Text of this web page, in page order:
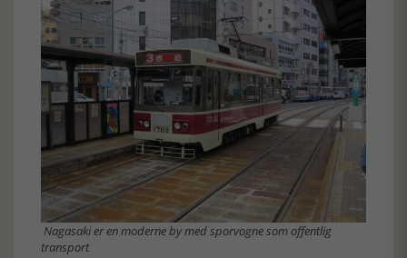
Nagasaki er en moderne by med sporvogne som offentlig
transport